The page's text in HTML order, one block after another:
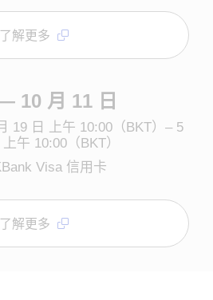
了解更多
10 月 11 日
19 日 上午 10:00（BKT）– 5
午 10:00（BKT）
Visa 信用卡
了解更多